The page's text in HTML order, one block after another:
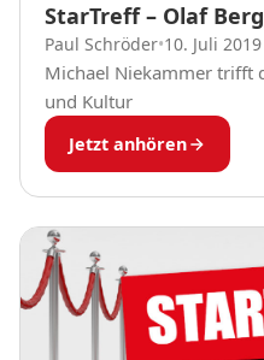
StarTreff – Olaf
Paul Schröder•10. Juli 2019
Michael Niekammer trifft
und Kultur
Jetzt anhören